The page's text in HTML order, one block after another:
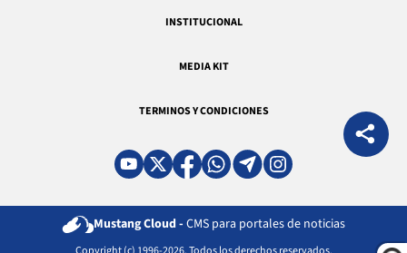
INSTITUCIONAL
MEDIA KIT
TERMINOS Y CONDICIONES
Mustang Cloud - CMS para portales de noticias